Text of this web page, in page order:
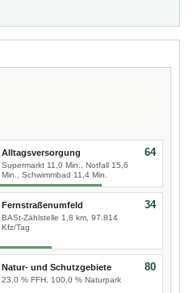
Alltagsversorgung
Supermarkt 11,0 Min., Notfall 15,6
Min., Schwimmbad 11,4 Min.
64
Fernstraßenumfeld
BASt-Zählstelle 1,8 km, 97.814
Kfz/Tag
34
Natur- und Schutzgebiete
23,0 % FFH, 100,0 % Naturpark
80